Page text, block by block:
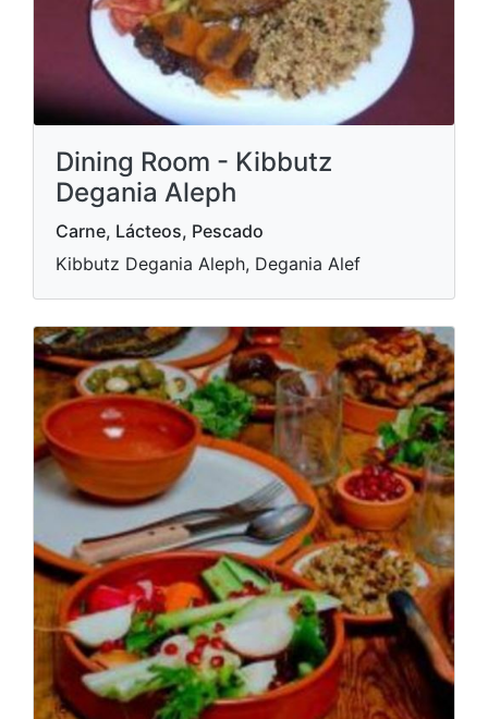
Dining Room - Kibbutz
Degania Aleph
Carne, Lácteos, Pescado
Kibbutz Degania Aleph, Degania Alef